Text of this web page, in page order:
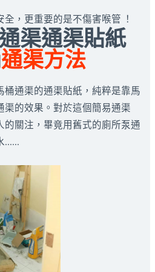
，更重要的是不傷害喉管 ！
渠通渠貼紙
通渠方法
桶通渠的通渠貼紙，純粹是靠馬
渠的效果。對於這個簡易通渠
的關注，畢竟用舊式的廁所泵通
……